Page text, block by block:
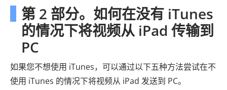
第 2 部分。如何在没有 iTunes
的情况下将视频从 iPad 传输到
PC
如果您不想使用 iTunes，可以通过以下五种方法尝试在不
使用 iTunes 的情况下将视频从 iPad 发送到 PC。